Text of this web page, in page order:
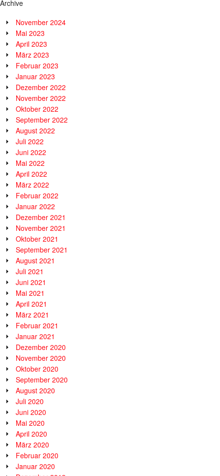
Archive
November 2024
Mai 2023
April 2023
März 2023
Februar 2023
Januar 2023
Dezember 2022
November 2022
Oktober 2022
September 2022
August 2022
Juli 2022
Juni 2022
Mai 2022
April 2022
März 2022
Februar 2022
Januar 2022
Dezember 2021
November 2021
Oktober 2021
September 2021
August 2021
Juli 2021
Juni 2021
Mai 2021
April 2021
März 2021
Februar 2021
Januar 2021
Dezember 2020
November 2020
Oktober 2020
September 2020
August 2020
Juli 2020
Juni 2020
Mai 2020
April 2020
März 2020
Februar 2020
Januar 2020